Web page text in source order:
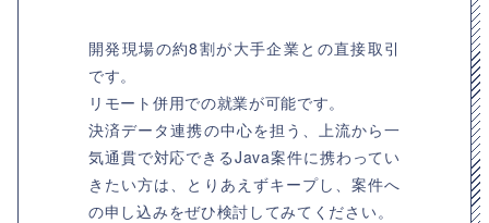
開発現場の約8割が大手企業との直接取引
です。
リモート併用での就業が可能です。
決済データ連携の中心を担う、上流から一
気通貫で対応できるJava案件に携わってい
きたい方は、とりあえずキープし、案件へ
の申し込みをぜひ検討してみてください。